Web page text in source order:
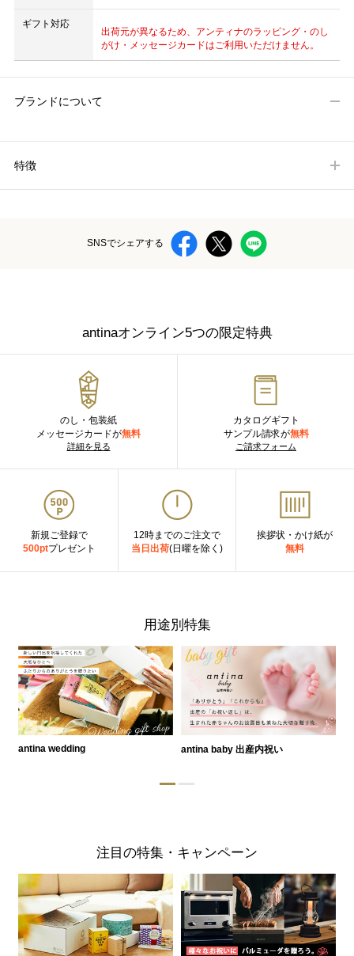
ギフト対応
出荷元が異なるため、アンティナのラッピング・のし
がけ・メッセージカードはご利用いただけません。
ブランドについて
特徴
SNSでシェアする
antinaオンライン5つの限定特典
のし・包装紙
メッセージカードが無料
詳細を見る
カタログギフト
サンプル請求が無料
ご請求フォーム
新規ご登録で
500ptプレゼント
12時までのご注文で
当日出荷(日曜を除く)
挨拶状・かけ紙が
無料
用途別特集
antina wedding antina baby 出産内祝い
注目の特集・キャンペーン